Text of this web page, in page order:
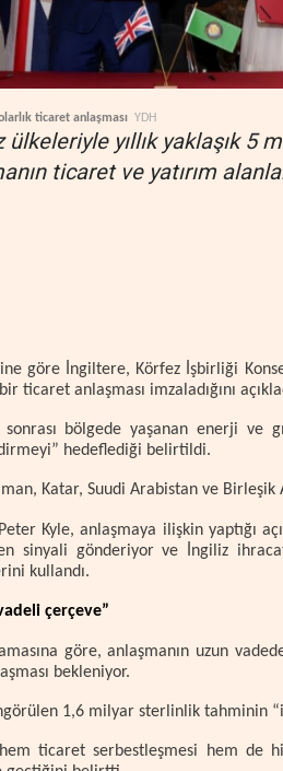
ticaret anlaşması YDH
ülkeleriyle yıllık yaklaşık 5
ticaret ve yatırım
göre İngiltere, Körfez İşbirliği
ticaret anlaşması imzaladığını
sonrası bölgede yaşanan enerji ve
hedeflediği belirtildi.
Katar, Suudi Arabistan ve
Kyle, anlaşmaya ilişkin yaptığı
sinyali gönderiyor ve İngiliz
kullandı.
çerçeve”
göre, anlaşmanın uzun
bekleniyor.
1,6 milyar sterlinlik tahminin
ticaret serbestleşmesi hem de